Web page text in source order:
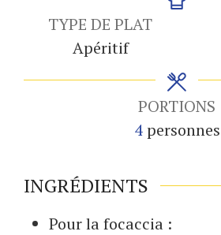
TYPE DE PLAT
Apéritif
PORTIONS
4 personnes
INGRÉDIENTS
Pour la focaccia :